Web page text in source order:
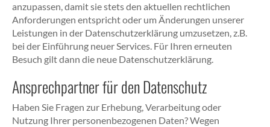
anzupassen, damit sie stets den aktuellen rechtlichen
Anforderungen entspricht oder um Änderungen unserer
Leistungen in der Datenschutzerklärung umzusetzen, z.B.
bei der Einführung neuer Services. Für Ihren erneuten
Besuch gilt dann die neue Datenschutzerklärung.
Ansprechpartner für den Datenschutz
Haben Sie Fragen zur Erhebung, Verarbeitung oder
Nutzung Ihrer personenbezogenen Daten? Wegen